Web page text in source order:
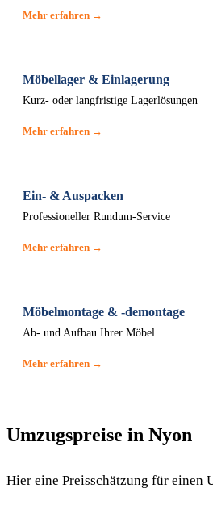
Mehr erfahren →
Möbellager & Einlagerung
Kurz- oder langfristige Lagerlösungen
Mehr erfahren →
Ein- & Auspacken
Professioneller Rundum-Service
Mehr erfahren →
Möbelmontage & -demontage
Ab- und Aufbau Ihrer Möbel
Mehr erfahren →
Umzugspreise in Nyon
Hier eine Preisschätzung für einen